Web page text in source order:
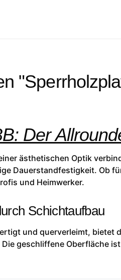
Der
ästhetischen Optik
Dauerstandfestigkeit. Ob
und Heimwerker.
Schichtaufbau
und querverleimt, bietet
geschliffene Oberfläche